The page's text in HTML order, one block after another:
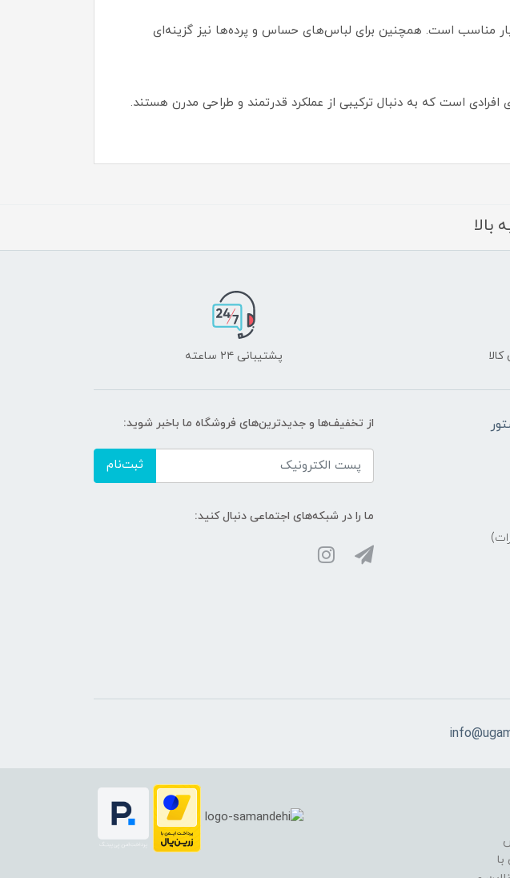
مناسب است. همچنین برای لباس‌های حساس و پرده‌ها نیز گزینه‌ای
بالا
پشتیبانی ۲۴ ساعته
از تخفیف‌ها و جدیدترین‌های فروشگاه ما باخبر شوید:
ثبت‌نام
ما را در شبکه‌های اجتماعی دنبال کنید: